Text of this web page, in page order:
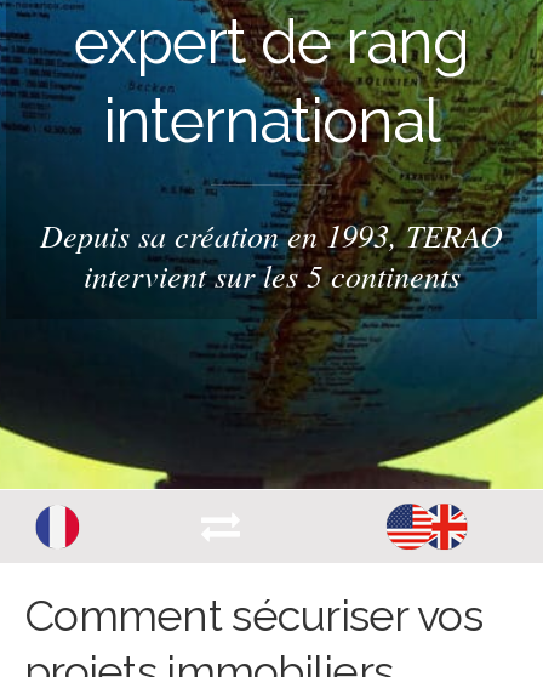
expert de rang
international
Depuis sa création en 1993, TERAO
intervient sur les 5 continents
Comment sécuriser vos